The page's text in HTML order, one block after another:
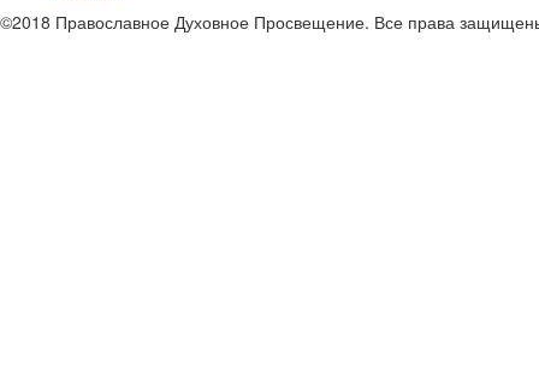
©2018 Православное Духовное Просвещение. Все права